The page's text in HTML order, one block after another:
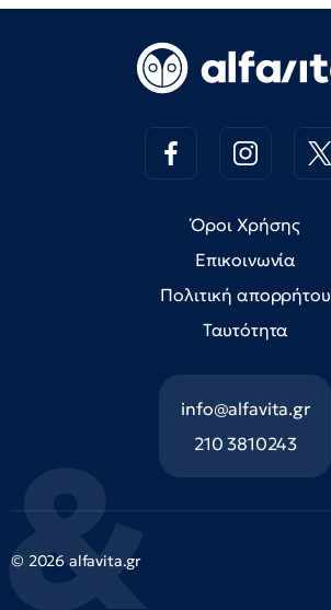
Όροι Χρήσης
Επικοινωνία
Πολιτική απορρήτου
Ταυτότητα
info@alfavita.gr
210 3810243
© 2026 alfavita.gr